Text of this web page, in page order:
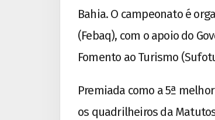
Bahia. O campeonato é
(Febaq), com o apoio do
Fomento ao Turismo
Premiada como a 5ª
os quadrilheiros da